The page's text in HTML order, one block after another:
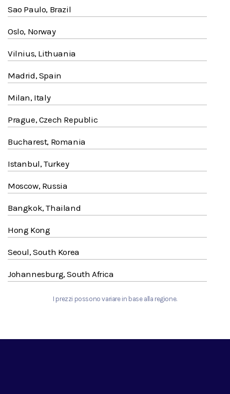
Sao Paulo, Brazil
Oslo, Norway
Vilnius, Lithuania
Madrid, Spain
Milan, Italy
Prague, Czech Republic
Bucharest, Romania
Istanbul, Turkey
Moscow, Russia
Bangkok, Thailand
Hong Kong
Seoul, South Korea
Johannesburg, South Africa
I prezzi possono variare in base alla regione.